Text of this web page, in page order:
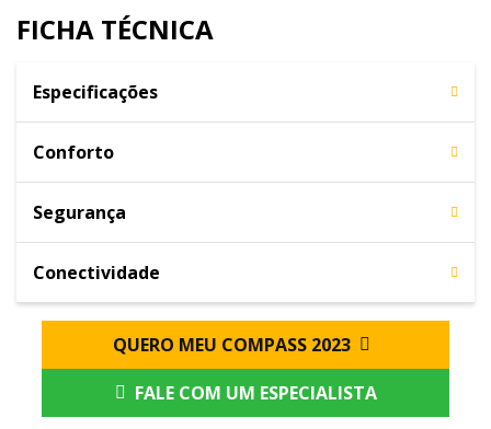
FICHA TÉCNICA
Especificações
Conforto
Segurança
Conectividade
QUERO MEU COMPASS 2023
FALE COM UM ESPECIALISTA